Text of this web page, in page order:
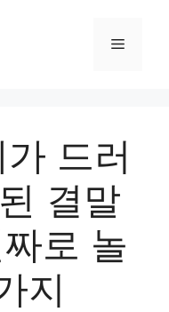
Menu
드러
결말
로 놀
지